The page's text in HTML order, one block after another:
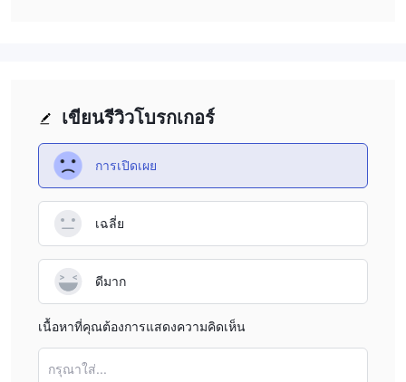
เขียนรีวิวโบรกเกอร์
การเปิดเผย
เฉลี่ย
ดีมาก
เนื้อหาที่คุณต้องการแสดงความคิดเห็น
กรุณาใส่...